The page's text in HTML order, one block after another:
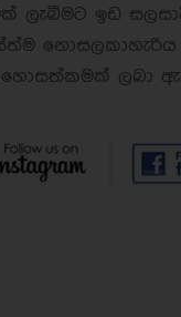
ලැබීමට ඉඩ
නොසලකාහැරිය
ලබා